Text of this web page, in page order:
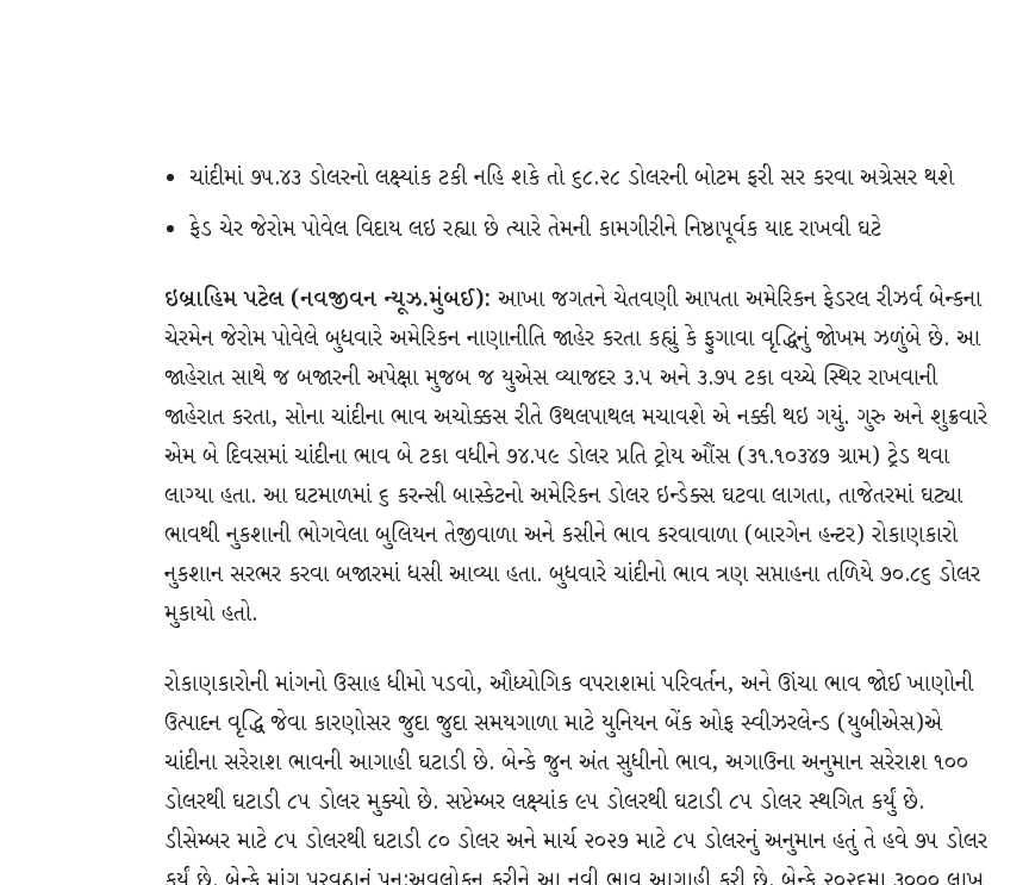
ચાંદીમાં ૭૫.૪૩ ડોલરનો લક્ષ્યાંક ટકી નહિ શકે તો ૬૮.૨૮ ડોલરની બોટમ ફરી સર કરવા અગ્રેસર થશે
ફેડ ચેર જેરોમ પોવેલ વિદાય લઇ રહ્યા છે ત્યારે તેમની કામગીરીને નિષ્ઠાપૂર્વક યાદ રાખવી ઘટે
ઇબ્રાહિમ પટેલ (નવજીવન ન્યૂઝ.મુંબઈ): આખા જગતને ચેતવણી આપતા અમેરિકન ફેડરલ રીઝર્વ બેન્કના
ચેરમેન જેરોમ પોવેલે બુધવારે અમેરિકન નાણાનીતિ જાહેર કરતા કહ્યું કે ફુગાવા વૃદ્ધિનું જોખમ ઝળુંબે છે. આ
જાહેરાત સાથે જ બજારની અપેક્ષા મુજબ જ યુએસ વ્યાજદર ૩.૫ અને ૩.૭૫ ટકા વચ્ચે સ્થિર રાખવાની
જાહેરાત કરતા, સોના ચાંદીના ભાવ અચોક્કસ રીતે ઉથલપાથલ મચાવશે એ નક્કી થઇ ગયું. ગુરુ અને શુક્રવારે
એમ બે દિવસમાં ચાંદીના ભાવ બે ટકા વધીને ૭૪.૫૯ ડોલર પ્રતિ ટ્રોય ઔંસ (૩૧.૧૦૩૪૭ ગ્રામ) ટ્રેડ થવા
લાગ્યા હતા. આ ઘટમાળમાં ૬ કરન્સી બાસ્કેટનો અમેરિકન ડોલર ઇન્ડેક્સ ઘટવા લાગતા, તાજેતરમાં ઘટ્યા
ભાવથી નુકશાની ભોગવેલા બુલિયન તેજીવાળા અને કસીને ભાવ કરવાવાળા (બારગેન હન્ટર) રોકાણકારો
નુકશાન સરભર કરવા બજારમાં ધસી આવ્યા હતા. બુધવારે ચાંદીનો ભાવ ત્રણ સપ્તાહના તળિયે ૭૦.૮૬ ડોલર
મુકાયો હતો.
રોકાણકારોની માંગનો ઉસાહ ધીમો પડવો, ઔધ્યોગિક વપરાશમાં પરિવર્તન, અને ઊંચા ભાવ જોઈ ખાણોની
ઉત્પાદન વૃદ્ધિ જેવા કારણોસર જુદા જુદા સમયગાળા માટે યુનિયન બેંક ઓફ સ્વીઝરલેન્ડ (યુબીએસ)એ
ચાંદીના સરેરાશ ભાવની આગાહી ઘટાડી છે. બેન્કે જુન અંત સુધીનો ભાવ, અગાઉના અનુમાન સરેરાશ ૧૦૦
ડોલરથી ઘટાડી ૮૫ ડોલર મુક્યો છે. સપ્ટેમ્બર લક્ષ્યાંક ૯૫ ડોલરથી ઘટાડી ૮૫ ડોલર સ્થગિત કર્યું છે.
ડીસેમ્બર માટે ૮૫ ડોલરથી ઘટાડી ૮૦ ડોલર અને માર્ચ ૨૦૨૭ માટે ૮૫ ડોલરનું અનુમાન હતું તે હવે ૭૫ ડોલર